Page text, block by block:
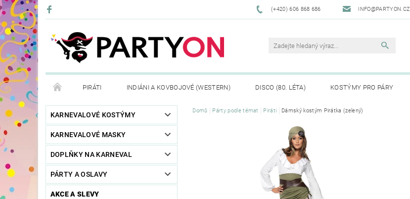
(+420) 606 868 686 INFO@PARTYON.CZ
PIRÁTI INDIÁNI A KOVBOJOVÉ (WESTERN) DISCO (80. LÉTA) KOSTÝMY PRO PÁRY
KONTAKTY OBCHODNÍ PODMÍNKY VRÁCENÍ ZBOŽÍ REKLAMACE
KARNEVALOVÉ KOSTÝMY
KARNEVALOVÉ MASKY
DOPLŇKY NA KARNEVAL
PÁRTY A OSLAVY
AKCE A SLEVY
Domů Párty podle témat Piráti Dámský kostým Pirátka (zelený)